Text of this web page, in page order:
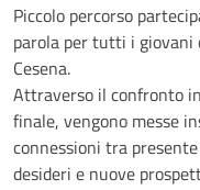
Piccolo percorso
parola per tutti i giovani
Cesena.
Attraverso il confronto
finale, vengono messe
connessioni tra
desideri e nuove